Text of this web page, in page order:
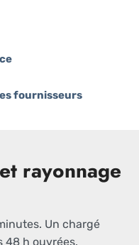
fournisseurs
rayonnage
Un chargé
48 h ouvrées.